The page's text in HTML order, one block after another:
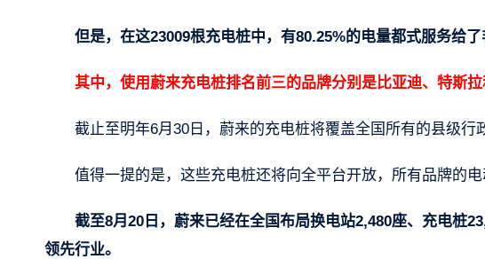
但是，在这23009根充电桩中，有80.25%的电量都式服务给了
其中，使用蔚来充电桩排名前三的品牌分别是比亚迪、特斯拉
截止至明年6月30日，蔚来的充电桩将覆盖全国所有的县级行
值得一提的是，这些充电桩还将向全平台开放，所有品牌的电
截至8月20日，蔚来已经在全国布局换电站2,480座、充电桩
领先行业。